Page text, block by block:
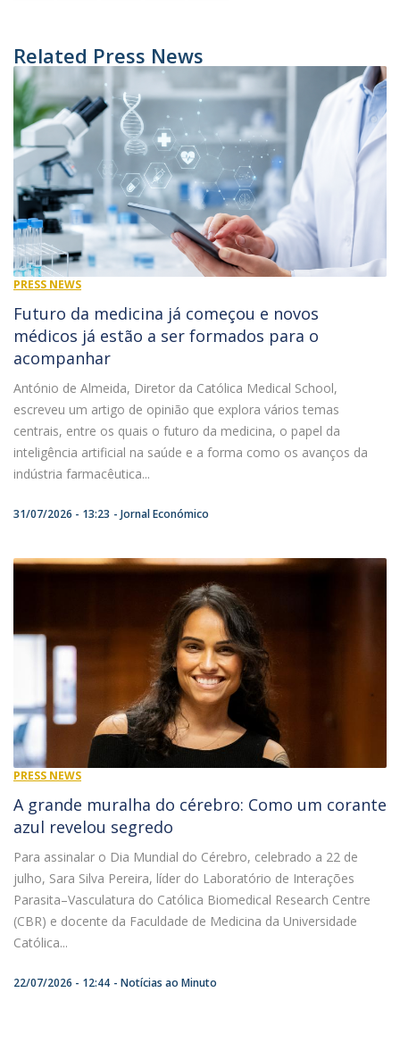
Related Press News
PRESS NEWS
Futuro da medicina já começou e novos
médicos já estão a ser formados para o
acompanhar
António de Almeida, Diretor da Católica Medical School,
escreveu um artigo de opinião que explora vários temas
centrais, entre os quais o futuro da medicina, o papel da
inteligência artificial na saúde e a forma como os avanços da
indústria farmacêutica...
31/07/2026 - 13:23 Jornal Económico
PRESS NEWS
A grande muralha do cérebro: Como um corante
azul revelou segredo
Para assinalar o Dia Mundial do Cérebro, celebrado a 22 de
julho, Sara Silva Pereira, líder do Laboratório de Interações
Parasita–Vasculatura do Católica Biomedical Research Centre
(CBR) e docente da Faculdade de Medicina da Universidade
Católica...
22/07/2026 - 12:44 Notícias ao Minuto